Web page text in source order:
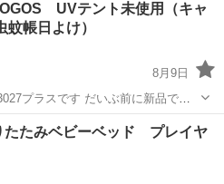
UVテント未使用（キャ
帳日よけ）
8月9日
プラスです だいぶ前に新品で購
倉庫整理で出品します 夏場に庭で
にする予定でした ネットで検索し
リンスポーツ
たたみベビーベッド プレイヤ